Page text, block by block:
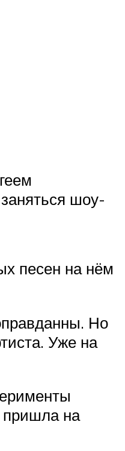
шоу-
песен на нём
Но
Уже на
пришла на